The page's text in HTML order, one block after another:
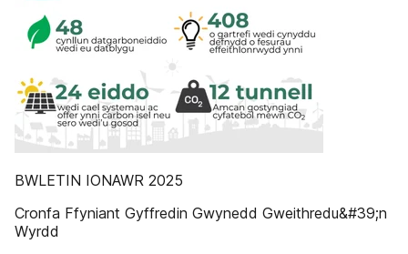
BWLETIN IONAWR 2025
Cronfa Ffyniant Gyffredin Gwynedd Gweithredu&#39;n
Wyrdd